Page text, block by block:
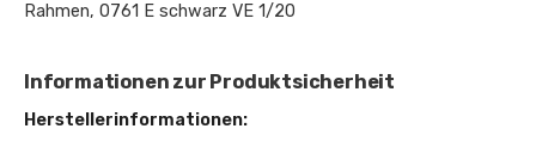
Rahmen, 0761 E schwarz VE 1/20
Informationen zur Produktsicherheit
Herstellerinformationen: